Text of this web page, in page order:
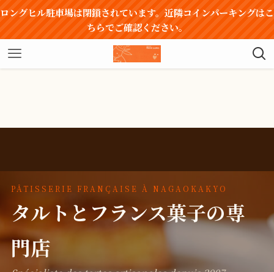
ロングヒル駐車場は閉鎖されています。近隣コインパーキングはこ
ちらでご確認ください。
PÂTISSERIE FRANÇAISE À NAGAOKAKYO
タルトとフランス菓子の専
門店